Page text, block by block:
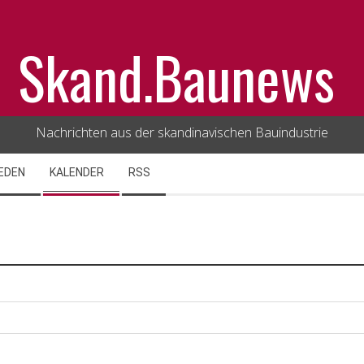
Skand.Baunews
Nachrichten aus der skandinavischen Bauindustrie
KALENDER RSS